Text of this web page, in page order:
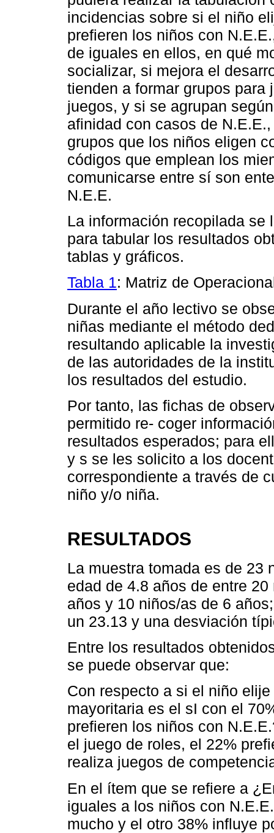
incidencias sobre si el niño
prefieren los niños con
de iguales en ellos, en qué
socializar, si mejora el
tienden a formar grupos
juegos, y si se agrupan
afinidad con casos de
grupos que los niños eligen
códigos que emplean los
comunicarse entre sí son
N.E.E.
La información recopilada
para tabular los resultados
tablas y gráficos.
Tabla 1: Matriz de
Durante el año lectivo se
niñas mediante el método
resultando aplicable la
de las autoridades de la
los resultados del estudio.
Por tanto, las fichas de
permitido re- coger
resultados esperados; para
y s se les solicito a los
correspondiente a través de
niño y/o niña.
RESULTADOS
La muestra tomada es de 23
edad de 4.8 años de entre
años y 10 niños/as de 6
un 23.13 y una desviación
Entre los resultados
se puede observar que:
Con respecto a si el niño
mayoritaria es el sI con el
prefieren los niños con
el juego de roles, el 22%
realiza juegos de
En el ítem que se refiere a
iguales a los niños con
mucho y el otro 38% influye